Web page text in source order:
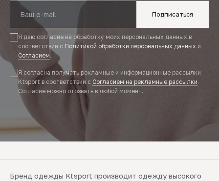
Подписаться
Я даю согласие на обработку моих персональных данных в
соответствии с Политикой обработки персональных данных и
Согласием.
Я согласна получать рекламные и информационные рассылки
Ktsport в соответствии с Согласием на рекламные рассылки.
Согласие можно отозвать в любой момент.
Бренд одежды Ktsport производит одежду высокого